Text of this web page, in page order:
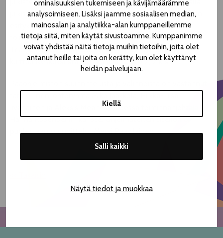
ominaisuuksien tukemiseen ja kävijämäärämme
analysoimiseen. Lisäksi jaamme sosiaalisen median,
mainosalan ja analytiikka-alan kumppaneillemme
tietoja siitä, miten käytät sivustoamme. Kumppanimme
voivat yhdistää näitä tietoja muihin tietoihin, joita olet
antanut heille tai joita on kerätty, kun olet käyttänyt
heidän palvelujaan.
Kiellä
Salli kaikki
Näytä tiedot ja muokkaa
julkistetaan myös Keskustorilla sijaitsevan Ohjelmateltan
esitykset. Liput tulevat myyntiin Lippupisteen
toimipisteisiin ja verkkopalveluun, lisäksi lippuja voi ostaa
Teatterikesän omasta lipunmyynnistä, Tullikamarin
kulttuurikeskuksesta (Tullikamarin aukio 2, 2 krs.).
Iivanainen ja Aleksis Meaney, yhdessä toiminnanjohtaja
Hanna Rosendahlin kanssa. Ohjelmateltan sisällön on
puolestaan suunnittelut Mervi Paavilainen.